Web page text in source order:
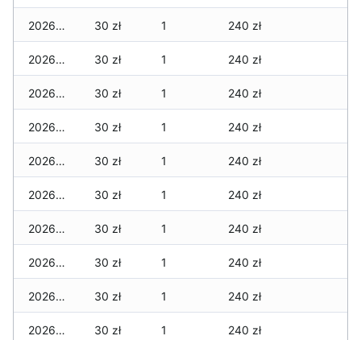
2026-04-12 30 zł 1 240 zł
2026-04-11 30 zł 1 240 zł
2026-04-10 30 zł 1 240 zł
2026-04-09 30 zł 1 240 zł
2026-04-08 30 zł 1 240 zł
2026-04-07 30 zł 1 240 zł
2026-04-06 30 zł 1 240 zł
2026-04-05 30 zł 1 240 zł
2026-04-04 30 zł 1 240 zł
2026-04-03 30 zł 1 240 zł